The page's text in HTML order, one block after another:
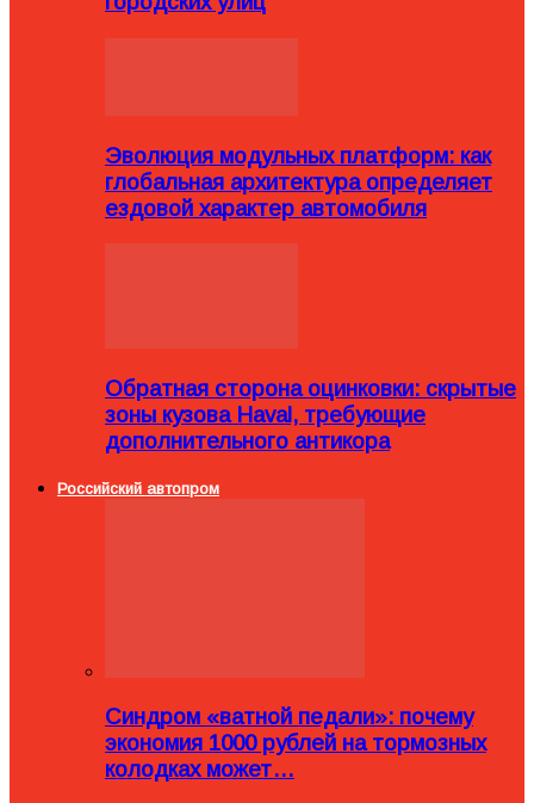
Эволюция модульных платформ: как
глобальная архитектура определяет
ездовой характер автомобиля
Обратная сторона оцинковки: скрытые
зоны кузова Haval, требующие
дополнительного антикора
Российский автопром
Синдром «ватной педали»: почему
экономия 1000 рублей на тормозных
колодках может…